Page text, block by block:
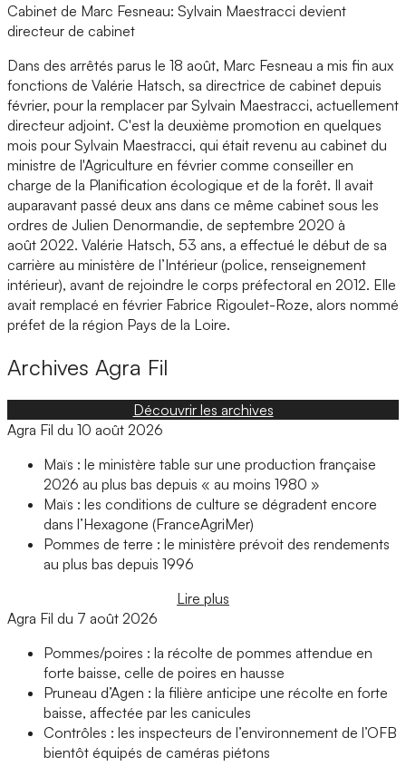
Cabinet de Marc Fesneau: Sylvain Maestracci devient
directeur de cabinet
Dans des arrêtés parus le 18 août, Marc Fesneau a mis fin aux
fonctions de Valérie Hatsch, sa directrice de cabinet depuis
février, pour la remplacer par Sylvain Maestracci, actuellement
directeur adjoint. C'est la deuxième promotion en quelques
mois pour Sylvain Maestracci, qui était revenu au cabinet du
ministre de l'Agriculture en février comme conseiller en
charge de la Planification écologique et de la forêt. Il avait
auparavant passé deux ans dans ce même cabinet sous les
ordres de Julien Denormandie, de septembre 2020 à
août 2022. Valérie Hatsch, 53 ans, a effectué le début de sa
carrière au ministère de l’Intérieur (police, renseignement
intérieur), avant de rejoindre le corps préfectoral en 2012. Elle
avait remplacé en février Fabrice Rigoulet-Roze, alors nommé
préfet de la région Pays de la Loire.
Archives Agra Fil
Découvrir les archives
Agra Fil du 10 août 2026
Maïs : le ministère table sur une production française
2026 au plus bas depuis « au moins 1980 »
Maïs : les conditions de culture se dégradent encore
dans l’Hexagone (FranceAgriMer)
Pommes de terre : le ministère prévoit des rendements
au plus bas depuis 1996
Lire plus
Agra Fil du 7 août 2026
Pommes/poires : la récolte de pommes attendue en
forte baisse, celle de poires en hausse
Pruneau d’Agen : la filière anticipe une récolte en forte
baisse, affectée par les canicules
Contrôles : les inspecteurs de l’environnement de l’OFB
bientôt équipés de caméras piétons